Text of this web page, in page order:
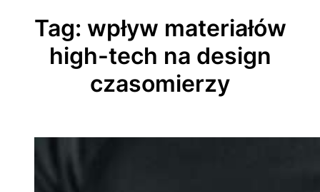
Tag: wpływ materiałów
high-tech na design
czasomierzy